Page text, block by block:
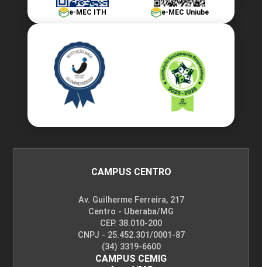
e-MEC ITH e-MEC Uniube
CAMPUS CENTRO
Av. Guilherme Ferreira, 217
Centro - Uberaba/MG
CEP. 38.010-200
CNPJ - 25.452.301/0001-87
(34) 3319-6600
CAMPUS CEMIG